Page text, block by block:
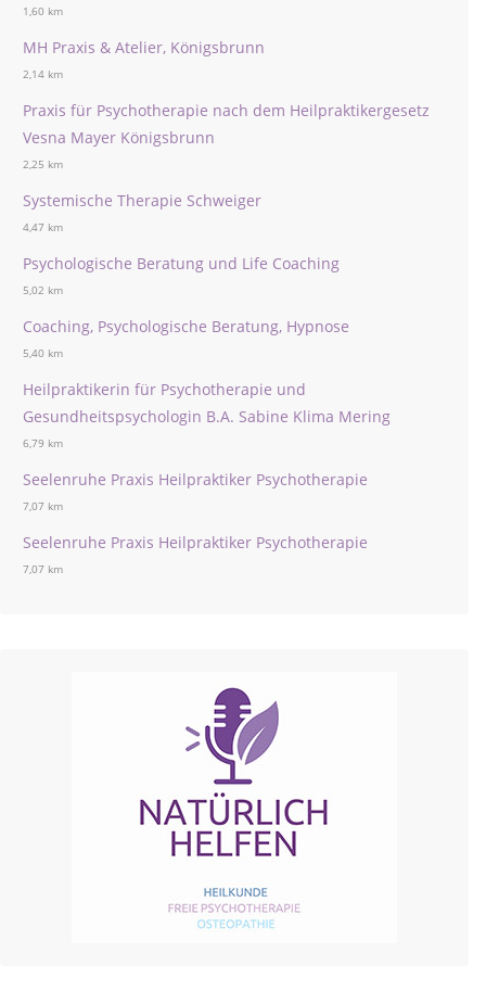
1,60 km
MH Praxis & Atelier, Königsbrunn
2,14 km
Praxis für Psychotherapie nach dem Heilpraktikergesetz
Vesna Mayer Königsbrunn
2,25 km
Systemische Therapie Schweiger
4,47 km
Psychologische Beratung und Life Coaching
5,02 km
Coaching, Psychologische Beratung, Hypnose
5,40 km
Heilpraktikerin für Psychotherapie und
Gesundheitspsychologin B.A. Sabine Klima Mering
6,79 km
Seelenruhe Praxis Heilpraktiker Psychotherapie
7,07 km
Seelenruhe Praxis Heilpraktiker Psychotherapie
7,07 km